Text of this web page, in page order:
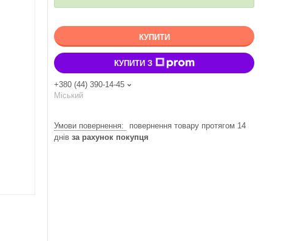
КУПИТИ
КУПИТИ З
+380 (44) 390-14-45
Міський
повернення товару протягом 14
днів за рахунок покупця